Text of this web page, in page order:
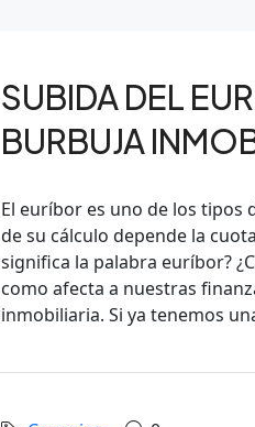
SUBIDA DEL
BURBUJA
El euríbor es uno de los tipos
de su cálculo depende la
significa la palabra euríbor?
como afecta a nuestras
inmobiliaria. Si ya tenemos